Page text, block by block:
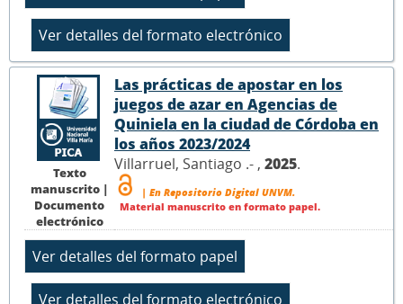
Texto
manuscrito |
Documento
electrónico
Las prácticas de apostar en los
juegos de azar en Agencias de
Quiniela en la ciudad de Córdoba en
los años 2023/2024
Villarruel, Santiago .- , 2025.
| En Repositorio Digital UNVM.
Material manuscrito en formato papel.